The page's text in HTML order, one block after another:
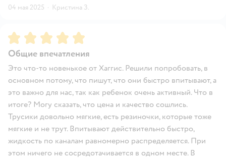
04 мая 2025 · Кристина З.
Рейтинг:5
Общие впечатления
Это что-то новенькое от Хаггис. Решили попробовать, в
основном потому, что пишут, что они быстро впитывают, а
это важно для нас, так как ребенок очень активный. Что в
итоге? Могу сказать, что цена и качество сошлись.
Трусики довольно мягкие, есть резиночки, которые тоже
мягкие и не трут. Впитывают действительно быстро,
жидкость по каналам равномерно распределяется. При
этом ничего не сосредотачивается в одном месте. В